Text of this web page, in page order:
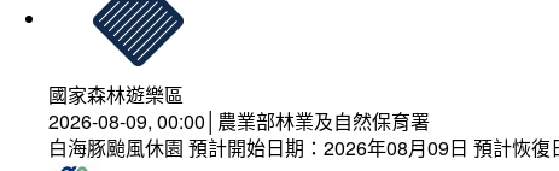
國家森林遊樂區
2026-08-09, 00:00│農業部林業及自然保育署
白海豚颱風休園 預計開始日期：2026年08月09日 預計恢